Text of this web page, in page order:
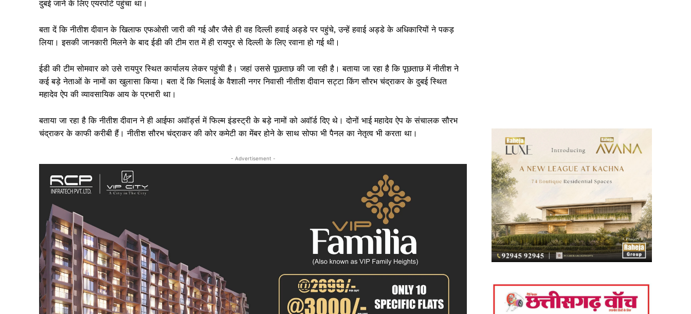
सिर्फ सच !!!
Khabarchalisa News
देश दुनिया
ई-पेपर
दुबई जाने के लिए एयरपोर्ट पहुंचा था।
बता दें कि नीतीश दीवान के खिलाफ एफओसी जारी की गई और जैसे ही वह दिल्ली हवाई अड्डे पर पहुंचे, उन्हें हवाई अड्डे के अधिकारियों ने पकड़
लिया। इसकी जानकारी मिलने के बाद ईडी की टीम रात में ही रायपुर से दिल्ली के लिए रवाना हो गई थी।
ईडी की टीम सोमवार को उसे रायपुर स्थित कार्यालय लेकर पहुंची है। जहां उससे पूछताछ की जा रही है। बताया जा रहा है कि पूछताछ में नीतीश ने
कई बड़े नेताओं के नामों का खुलासा किया। बता दें कि भिलाई के वैशाली नगर निवासी नीतीश दीवान सट्टा किंग सौरभ चंद्राकर के दुबई स्थित
महादेव ऐप की व्यावसायिक आय के प्रभारी था।
बताया जा रहा है कि नीतीश दीवान ने ही आईफा अवॉर्ड्स में फिल्म इंडस्ट्री के बड़े नामों को अवॉर्ड दिए थे। दोनों भाई महादेव ऐप के संचालक सौरभ
चंद्राकर के काफी करीबी हैं। नीतीश सौरभ चंद्राकर की कोर कमेटी का मेंबर होने के साथ सोफा भी पैनल का नेतृत्व भी करता था।
- Advertisement -